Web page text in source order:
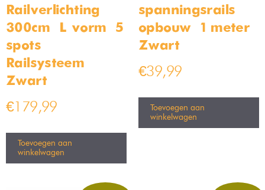
Railverlichting –
300cm – L vorm – 5
spots –
Railsysteem –
Zwart
€179,99
Toevoegen aan
winkelwagen
spanningsrails –
opbouw – 1 meter –
Zwart
€39,99
Toevoegen aan
winkelwagen